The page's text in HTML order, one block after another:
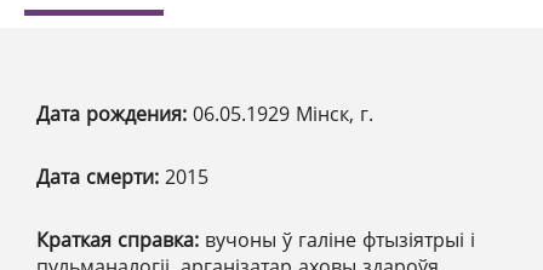
Дата рождения: 06.05.1929 Мінск, г.
Дата смерти: 2015
Краткая справка: вучоны ў галіне фтызіятрыі і